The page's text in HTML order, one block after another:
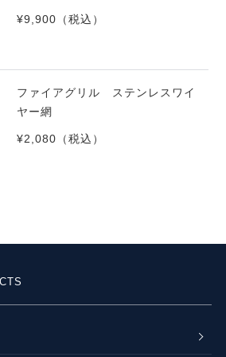
¥9,900 （税込）
ファイアグリル ステンレスワイ
ヤー網
¥2,080 （税込）